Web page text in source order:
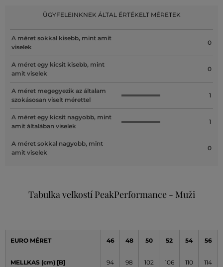
ÜGYFELEINKNEK ÁLTAL ÉRTÉKELT MÉRETEK
A méret sokkal kisebb, mint amit
viselek
0
A méret egy kicsit kisebb, mint
amit viselek
0
A méret megegyezik az általam
szokásosan viselt mérettel
1
A méret egy kicsit nagyobb, mint
amit általában viselek
1
A méret sokkal nagyobb, mint
amit viselek
0
Tabuľka veľkostí PeakPerformance - Muži
EURO MÉRET 46 48 50 52 54 56
MELLKAS (cm) [B] 94 98 102 106 110 114